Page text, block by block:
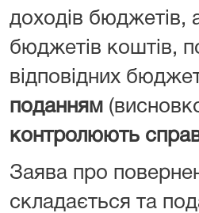
доходів бюджетів,
бюджетів коштів,
відповідних
поданням
контролюють
Заява про
складається та